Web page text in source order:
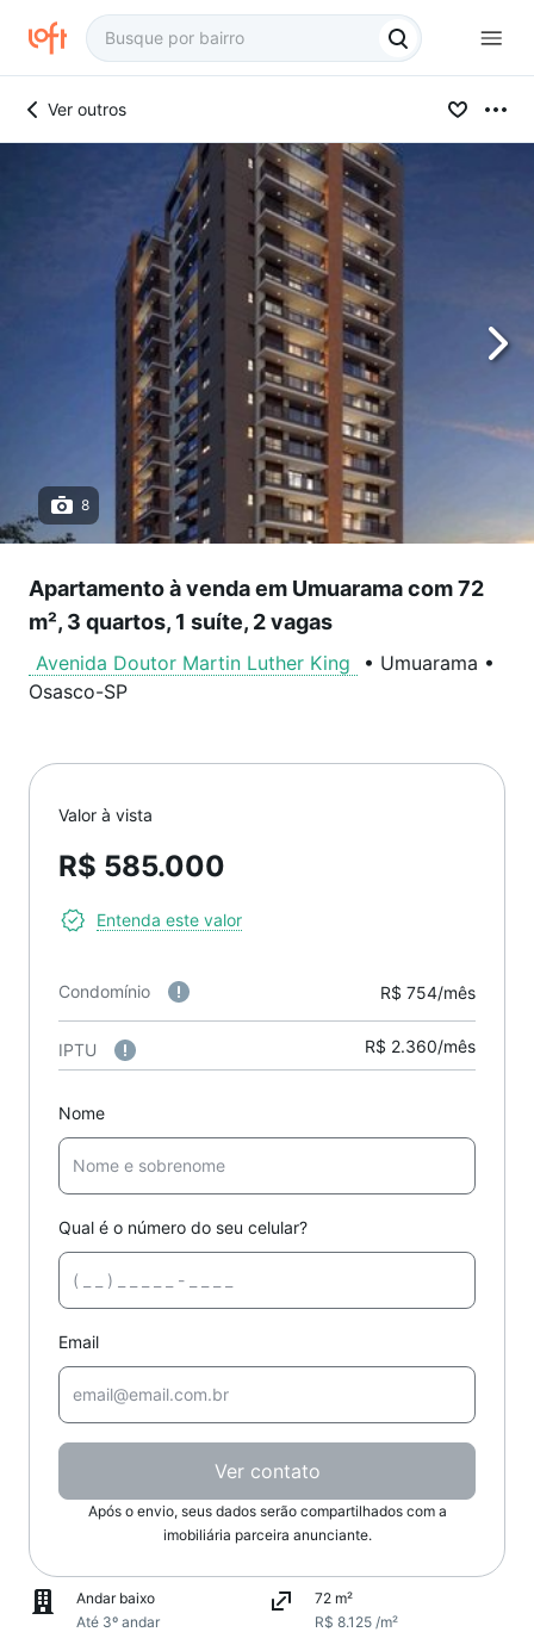
Ver outros
8
Apartamento à venda em Umuarama com 72
m², 3 quartos, 1 suíte, 2 vagas
Avenida Doutor Martin Luther King • Umuarama •
Osasco-SP
Valor à vista
R$ 585.000
Entenda este valor
Condomínio R$ 754/mês
IPTU R$ 2.360/mês
Nome
Qual é o número do seu celular?
Email
Ver contato
Após o envio, seus dados serão compartilhados com a
imobiliária parceira anunciante.
Andar baixo
Até 3º andar
72 m²
R$ 8.125 /m²